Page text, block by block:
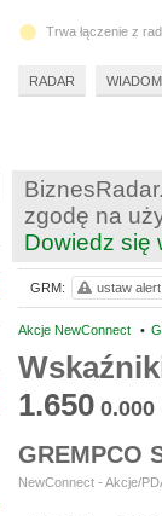
zgodę na
Dowiedz się
Akcje NewConnect •
1.650 0.000
GREMPCO
NewConnect - Akcje/
GRM: ustaw alert
37
Trwa łączenie z
RADAR